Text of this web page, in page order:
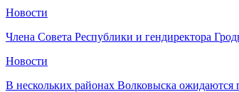
Новости
Члена Совета Республики и гендиректора
Новости
В нескольких районах Волковыска ожидаются